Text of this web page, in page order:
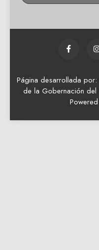
Página desarrollada
de la Gobernación del